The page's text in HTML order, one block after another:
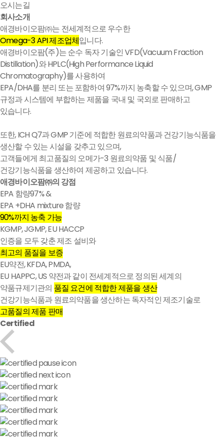
오시는길
회사소개
애경바이오팜㈜는 전세계적으로 우수한
Omega-3 API 제조업체입니다.
애경바이오팜(주)는 순수 독자 기술인 VFD(Vacuum Fraction
Distillation)와 HPLC(High Performance Liquid
Chromatography)를 사용하여
EPA/DHA를 분리 또는 포함하여 97%까지 농축할 수 있으며, GMP
규정과 시스템에 부합하는 제품을 국내 및 국외로 판매하고
있습니다.
또한, ICH Q7과 GMP 기준에 적합한 원료의약품과 건강기능식품을
생산할 수 있는 시설을 갖추고 있으며,
고객들에게 최고품질의 오메가-3 원료의약품 및 식품/
건강기능식품을 생산하여 제공하고 있습니다.
애경바이오팜㈜의 강점
EPA 함량97% &
EPA +DHA mixture 함량
90%까지 농축 가능
KGMP, JGMP, EU HACCP
인증을 모두 갖춘 제조 설비와
최고의 품질을 보증
EU약전, KFDA, PMDA,
EU HAPPC, US 약전과 같이 전세계적으로 정의된 세계의
약품규제기관의 품질 요건에 적합한 제품을 생산
건강기능식품과 원료의약품을 생산하는 독자적인 제조기술로
고품질의 제품 판매
Certified